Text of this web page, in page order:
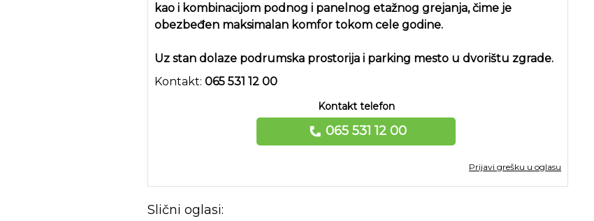
kao i kombinacijom podnog i panelnog etažnog grejanja, čime je
obezbeđen maksimalan komfor tokom cele godine.
Uz stan dolaze podrumska prostorija i parking mesto u dvorištu zgrade.
Kontakt: 065 531 12 00
Kontakt telefon
065 531 12 00
Prijavi grešku u oglasu
Slični oglasi: